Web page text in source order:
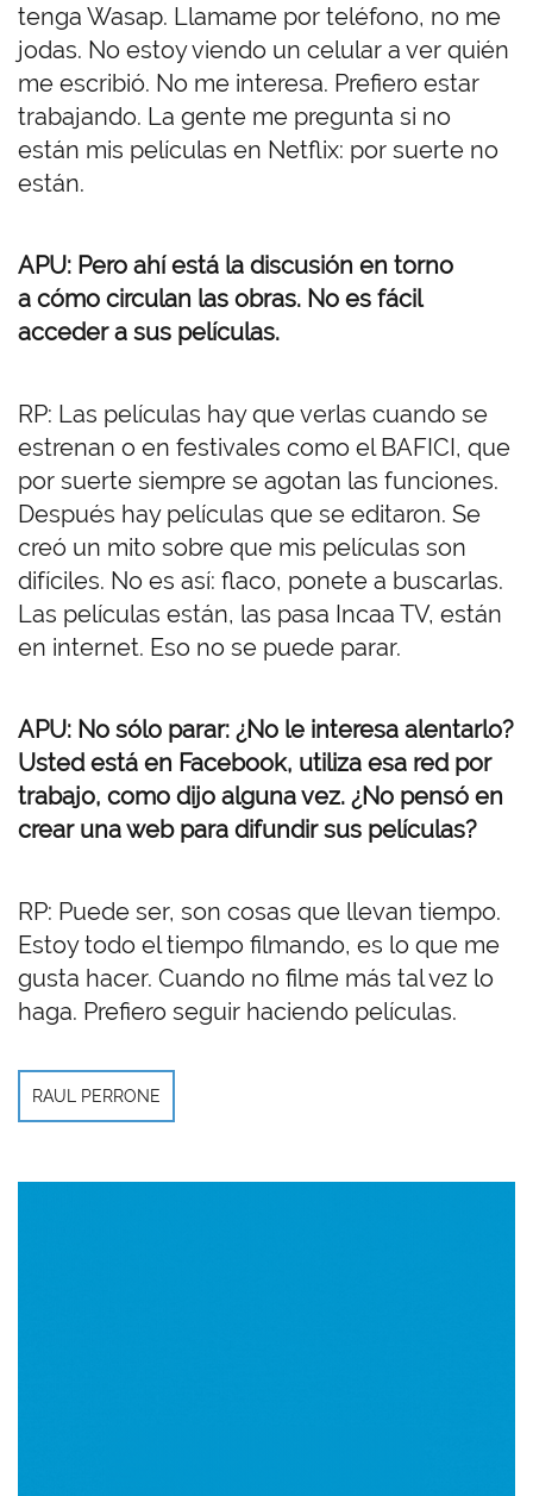
tenga Wasap. Llamame por teléfono, no me
jodas. No estoy viendo un celular a ver quién
me escribió. No me interesa. Prefiero estar
trabajando. La gente me pregunta si no
están mis películas en Netflix: por suerte no
están.
APU: Pero ahí está la discusión en torno
a cómo circulan las obras. No es fácil
acceder a sus películas.
RP: Las películas hay que verlas cuando se
estrenan o en festivales como el BAFICI, que
por suerte siempre se agotan las funciones.
Después hay películas que se editaron. Se
creó un mito sobre que mis películas son
difíciles. No es así: flaco, ponete a buscarlas.
Las películas están, las pasa Incaa TV, están
en internet. Eso no se puede parar.
APU: No sólo parar: ¿No le interesa alentarlo?
Usted está en Facebook, utiliza esa red por
trabajo, como dijo alguna vez. ¿No pensó en
crear una web para difundir sus películas?
RP: Puede ser, son cosas que llevan tiempo.
Estoy todo el tiempo filmando, es lo que me
gusta hacer. Cuando no filme más tal vez lo
haga. Prefiero seguir haciendo películas.
RAUL PERRONE